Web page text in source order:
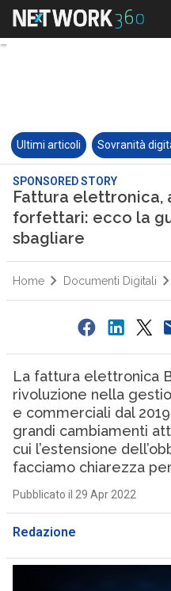
Ultimi articoli Sovranità
SPONSORED STORY
Fattura elettronica,
forfettari: ecco la
sbagliare
Home Documenti Digitali
La fattura elettronica
rivoluzione nella
e commerciali dal
grandi cambiamenti
cui l’estensione
facciamo chiarezza
Pubblicato il 29 Apr 2022
Redazione